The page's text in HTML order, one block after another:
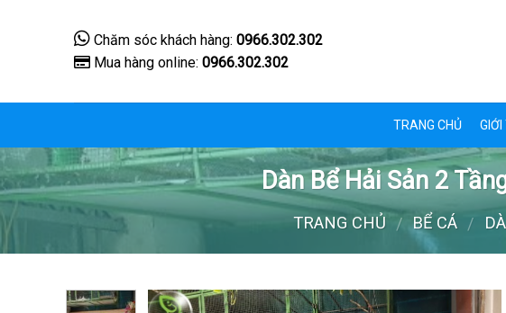
Chăm sóc khách hàng: 0966.302.302
Mua hàng online: 0966.302.302
TRANG CHỦ GIỚI
Dàn Bể Hải Sản 2
TRANG CHỦ / BỂ CÁ /